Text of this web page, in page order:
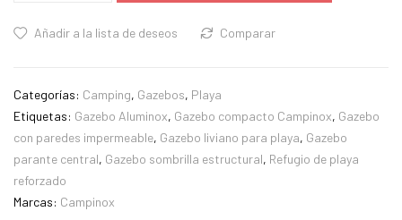
Añadir a la lista de deseos Comparar
Categorías: Camping, Gazebos, Playa
Etiquetas: Gazebo Aluminox, Gazebo compacto Campinox, Gazebo
con paredes impermeable, Gazebo liviano para playa, Gazebo
parante central, Gazebo sombrilla estructural, Refugio de playa
reforzado
Marcas: Campinox